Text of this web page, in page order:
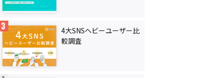
4大SNSヘビーユーザー比
較調査